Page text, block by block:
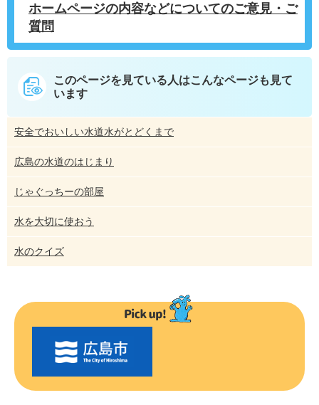
ホームページの内容などについてのご意見・ご
質問
このページを見ている人はこんなページも見て
います
安全でおいしい水道水がとどくまで
広島の水道のはじまり
じゃぐっちーの部屋
水を大切に使おう
水のクイズ